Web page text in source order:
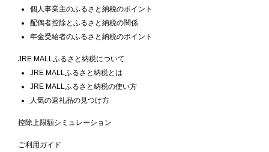
個人事業主のふるさと納税のポイント
配偶者控除とふるさと納税の関係
年金受給者のふるさと納税のポイント
JRE MALLふるさと納税について
JRE MALLふるさと納税とは
JRE MALLふるさと納税の使い方
人気の返礼品の見つけ方
控除上限額シミュレーション
ご利用ガイド